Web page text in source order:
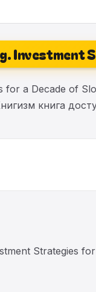
for a Decade of
книга
Strategies